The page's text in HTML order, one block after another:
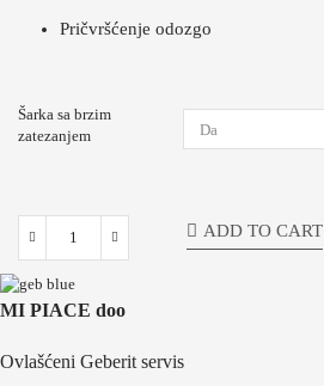
Pričvršćenje odozgo
Šarka sa brzim
zatezanjem
ADD TO CART
MI PIACE doo
Ovlašćeni Geberit servis